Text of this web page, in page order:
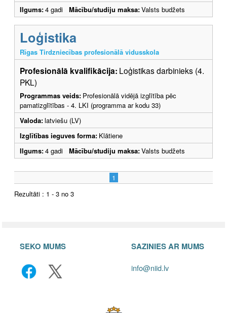
Ilgums:4 gadi Mācību/studiju maksa:Valsts budžets
Loģistika
Rīgas Tirdzniecības profesionālā vidusskola
Profesionālā kvalifikācija: Loģistikas darbinieks (4.
PKL)
Programmas veids: Profesionālā vidējā izglītība pēc
pamatizglītības - 4. LKI (programma ar kodu 33)
Valoda:latviešu (LV)
Izglītības ieguves forma: Klātiene
Ilgums:4 gadi Mācību/studiju maksa:Valsts budžets
1
Rezultāti : 1 - 3 no 3
SEKO MUMS SAZINIES AR MUMS
info@niid.lv